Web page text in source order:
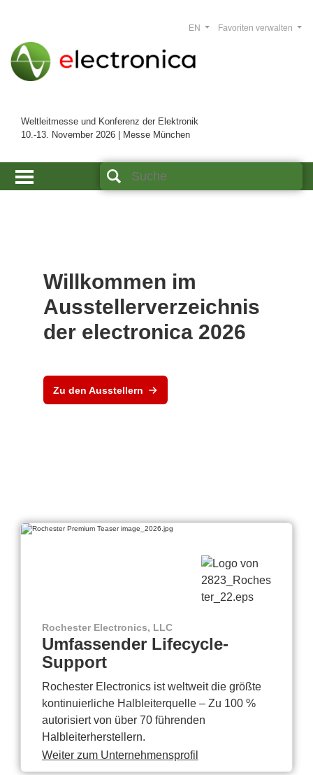
Weltleitmesse und Konferenz der Elektronik
10.-13. November 2026 | Messe München
Favoriten verwalten
EN
Willkommen im
Ausstellerverzeichnis
der electronica 2026
Zu den Ausstellern
Rochester Electronics, LLC
Umfassender Lifecycle-
Support
Rochester Electronics ist weltweit die größte
kontinuierliche Halbleiterquelle – Zu 100 %
autorisiert von über 70 führenden
Halbleiterherstellern.
Weiter zum Unternehmensprofil